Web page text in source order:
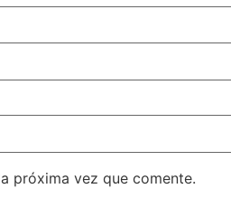
próxima vez que comente.